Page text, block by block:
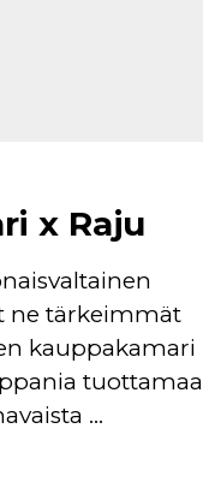
x Raju
ne tärkeimmät
kauppakamari
...